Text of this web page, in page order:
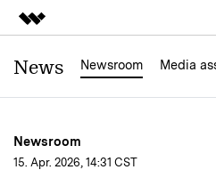
Top-Produkte
Überblick
Lösungen
Über uns
News Newsroom Media
Newsroom
15. Apr. 2026, 14:31 CST